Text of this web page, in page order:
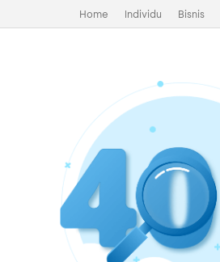
Home Individu Bisnis